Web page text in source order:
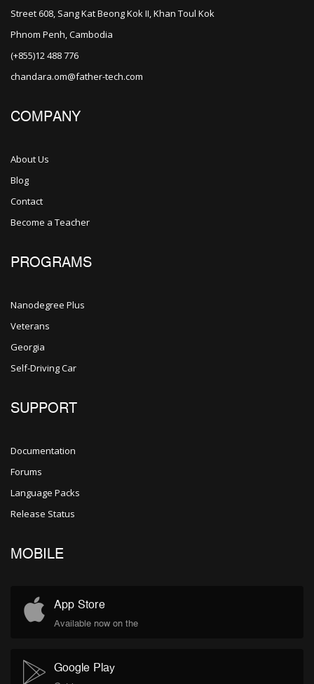
Street 608, Sang Kat Beong Kok II, Khan Toul Kok
Phnom Penh, Cambodia
(+855)12 488 776
chandara.om@father-tech.com
COMPANY
About Us
Blog
Contact
Become a Teacher
PROGRAMS
Nanodegree Plus
Veterans
Georgia
Self-Driving Car
SUPPORT
Documentation
Forums
Language Packs
Release Status
MOBILE
App Store
Available now on the
Google Play